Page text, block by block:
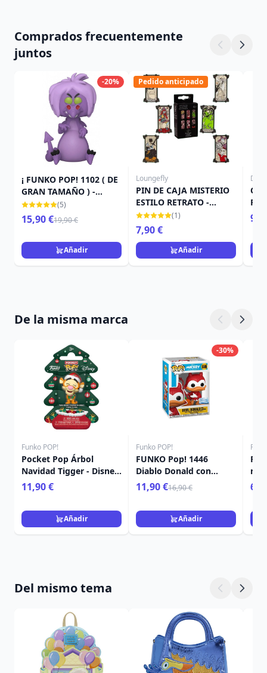
Comprados frecuentemente
juntos
-20%
¡ FUNKO POP! 1102 ( DE
GRAN TAMAÑO ) -
DISNEY LA ESPADA EN
LA PIEDRA - SENORA
MIM ( DRAGÓN )
(5)
15,90 €19,90 €
Añadir
Pedido anticipado
Loungefly
PIN DE CAJA MISTERIO
ESTILO RETRATO -
DISNEY LOUNGEFLY
PESADILLA ANTES DE
NAVIDAD
(1)
7,90 €
Añadir
De la misma marca
Funko POP!
Pocket Pop Árbol
Navidad Tigger - Disney
Winnie The Pooh
11,90 €
Añadir
-30%
Funko POP!
FUNKO Pop! 1446
Diablo Donald con
calabaza - Disney
11,90 €16,90 €
Añadir
Del mismo tema